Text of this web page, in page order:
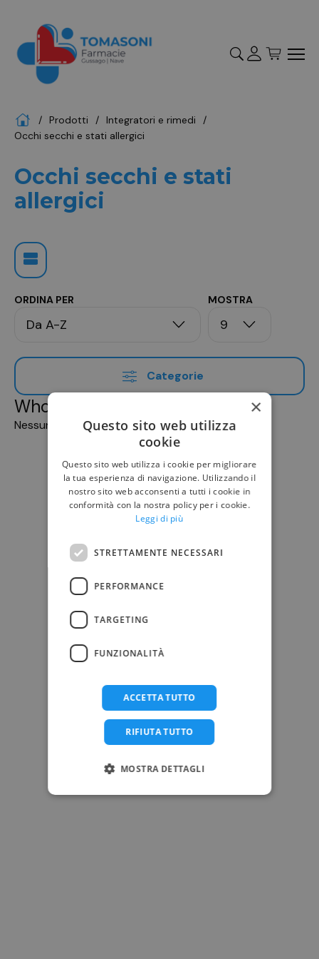
HomeProdotti
integratori e rimedi
occhi secchi e stati allergici
Occhi secchi e stati
allergici
ORDINA PER MOSTRA
Categorie
Whoops!
Nessun prodotto disponibile in questa categoria
×
Questo sito web utilizza
cookie
Questo sito web utilizza i cookie per migliorare
la tua esperienza di navigazione. Utilizzando il
nostro sito web acconsenti a tutti i cookie in
conformità con la nostra policy per i cookie.
Leggi di più
STRETTAMENTE NECESSARI
PERFORMANCE
TARGETING
FUNZIONALITÀ
ACCETTA TUTTO
RIFIUTA TUTTO
MOSTRA DETTAGLI